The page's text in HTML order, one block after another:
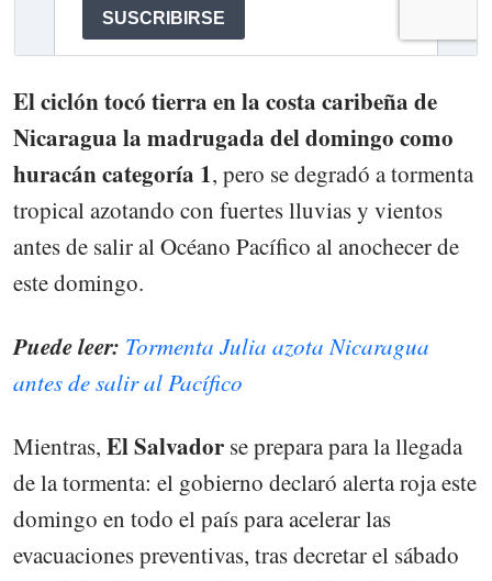
El ciclón tocó tierra en la costa caribeña de
Nicaragua la madrugada del domingo como
huracán categoría 1, pero se degradó a tormenta
tropical azotando con fuertes lluvias y vientos
antes de salir al Océano Pacífico al anochecer de
este domingo.
Puede leer: Tormenta Julia azota Nicaragua
antes de salir al Pacífico
Mientras, El Salvador se prepara para la llegada
de la tormenta: el gobierno declaró alerta roja este
domingo en todo el país para acelerar las
evacuaciones preventivas, tras decretar el sábado